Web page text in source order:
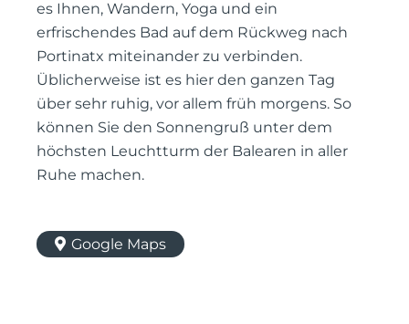
es Ihnen, Wandern, Yoga und ein
erfrischendes Bad auf dem Rückweg nach
Portinatx miteinander zu verbinden.
Üblicherweise ist es hier den ganzen Tag
über sehr ruhig, vor allem früh morgens. So
können Sie den Sonnengruß unter dem
höchsten Leuchtturm der Balearen in aller
Ruhe machen.
Google Maps